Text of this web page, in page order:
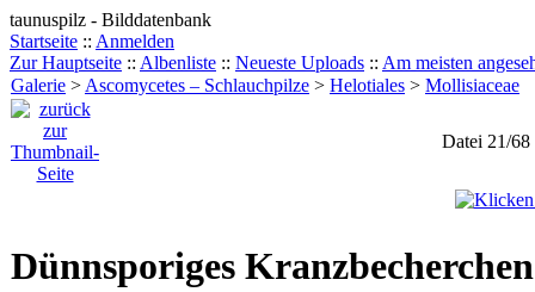
taunuspilz - Bilddatenbank
Startseite :: Anmelden
Zur Hauptseite :: Albenliste :: Neueste Uploads :: Am meisten
Galerie > Ascomycetes – Schlauchpilze > Helotiales > Mollisiaceae
Datei 21/68
Dünnsporiges